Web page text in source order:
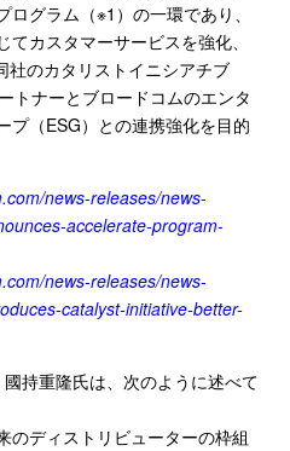
ログラム（※1 ）の一環であり、
カスタマーサービスを強化、
社のカタリストイニシアチブ
トナーとブロードコムのエンタ
プ（ESG）との連携強化を目的
news-releases/news-
accelerate-program-
news-releases/news-
catalyst-initiative-better-
持重隆氏は、次のように述べて
のディストリビューターの枠組